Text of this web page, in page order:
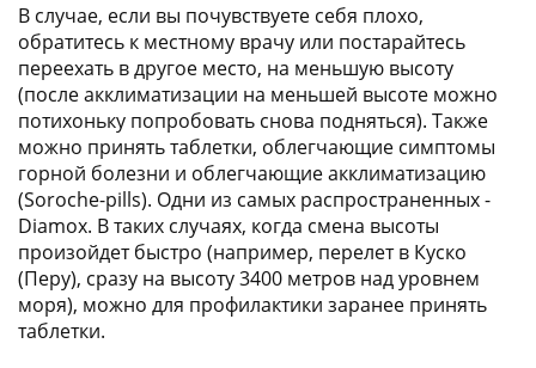
В случае, если вы почувствуете себя плохо,
обратитесь к местному врачу или постарайтесь
переехать в другое место, на меньшую высоту
(после акклиматизации на меньшей высоте можно
потихоньку попробовать снова подняться). Также
можно принять таблетки, облегчающие симптомы
горной болезни и облегчающие акклиматизацию
(Soroche-pills). Одни из самых распространенных -
Diamox. В таких случаях, когда смена высоты
произойдет быстро (например, перелет в Куско
(Перу), сразу на высоту 3400 метров над уровнем
моря), можно для профилактики заранее принять
таблетки.